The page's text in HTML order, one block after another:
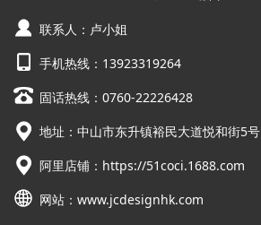
联系人：卢小姐
手机热线：13923319264
固话热线：0760-22226428
地址：中山市东升镇裕民大道悦和街5号
阿里店铺： https://51coci.1688.com
网站： www.jcdesignhk.com